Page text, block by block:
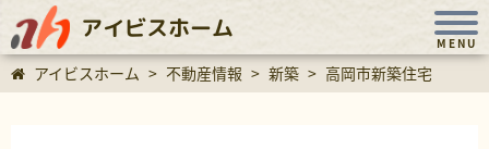
アイビスホーム
MENU
アイビスホーム > 不動産情報 > 新築 > 高岡市新築住宅